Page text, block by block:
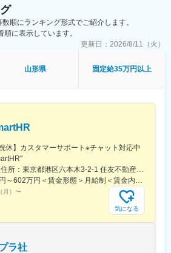
順にランキング形式でご紹介します。
に表示しています。
更新日： 2026/8/11（火）
山形県 固定給35万円以上
休】カスタマーサポート※チャット対応中
＜勤務地詳細＞本社住所：東京都港区六本木3-2-1 住友不動産六本木グランドタワー勤務地最寄駅：東京メトロ南北線／六本木一丁目駅受動喫煙対策：屋内全面禁煙変更の範囲：会社の定める事業所（リモートワーク含む）
＜予定年収＞406万円～602万円＜賃金形態＞月給制＜賃金内訳＞月額（基本給）：212,480円～315,200円その他固定手当/月：5,000円固定残業手当/月：77,520円～114,800円（固定残業時間45時間0分/月）超過した時間外労働の残業手当は追加支給＜月給＞295,000円～435,000円（一律手当を含む）＜昇給有無＞有＜残業手当＞有賃金はあくまでも目安の金額であり、選考を通じて上下する可能性があります。月給(月額)は固定手当を含めた表記です。
） 〜
気になる
ラ社